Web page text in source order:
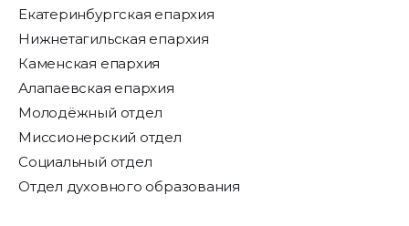
Екатеринбургская епархия
Нижнетагильская епархия
Каменская епархия
Алапаевская епархия
Молодёжный отдел
Миссионерский отдел
Социальный отдел
Отдел духовного образования